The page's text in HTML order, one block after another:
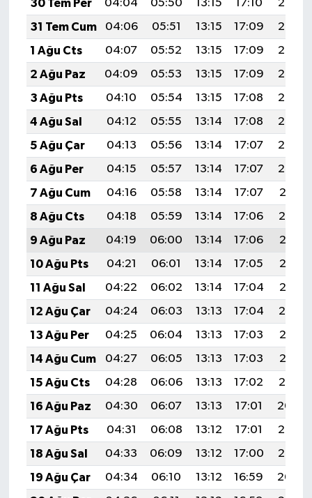
30 Tem Per
04:04 05:50 13:15 17:10
20:30
31 Tem Cum
04:06 05:51 13:15 17:09
20:29
1 Ağu Cts
04:07 05:52 13:15 17:09
20:28
2 Ağu Paz
04:09 05:53 13:15 17:09
20:26
3 Ağu Pts
04:10 05:54 13:15 17:08
20:25
4 Ağu Sal
04:12 05:55 13:14 17:08
20:24
5 Ağu Çar
04:13 05:56 13:14 17:07
20:23
6 Ağu Per
04:15 05:57 13:14 17:07
20:22
7 Ağu Cum
04:16 05:58 13:14 17:07
20:21
8 Ağu Cts
04:18 05:59 13:14 17:06
20:19
9 Ağu Paz
04:19 06:00 13:14 17:06
20:18
10 Ağu Pts
04:21 06:01 13:14 17:05
20:17
11 Ağu Sal
04:22 06:02 13:14 17:04
20:16
12 Ağu Çar
04:24 06:03 13:13 17:04
20:14
13 Ağu Per
04:25 06:04 13:13 17:03
20:13
14 Ağu Cum
04:27 06:05 13:13 17:03
20:12
15 Ağu Cts
04:28 06:06 13:13 17:02
20:10
16 Ağu Paz
04:30 06:07 13:13 17:01
20:09
17 Ağu Pts
04:31 06:08 13:12 17:01
20:07
18 Ağu Sal
04:33 06:09 13:12 17:00
20:06
19 Ağu Çar
04:34 06:10 13:12 16:59
20:04